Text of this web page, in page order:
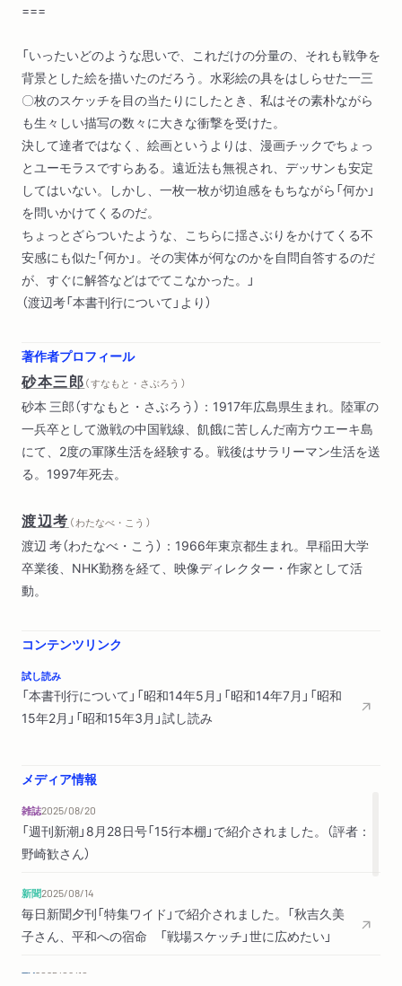
===
「いったいどのような思いで、これだけの分量の、それも戦争を
背景とした絵を描いたのだろう。水彩絵の具をはしらせた一三
〇枚のスケッチを目の当たりにしたとき、私はその素朴ながら
も生々しい描写の数々に大きな衝撃を受けた。
決して達者ではなく、絵画というよりは、漫画チックでちょっ
とユーモラスですらある。遠近法も無視され、デッサンも安定
してはいない。しかし、一枚一枚が切迫感をもちながら「何か」
を問いかけてくるのだ。
ちょっとざらついたような、こちらに揺さぶりをかけてくる不
安感にも似た「何か」。その実体が何なのかを自問自答するのだ
が、すぐに解答などはでてこなかった。」
（渡辺考「本書刊行について」より）
著作者プロフィール
砂本三郎（ すなもと・さぶろう ）
砂本 三郎（すなもと・さぶろう）：1917年広島県生まれ。陸軍の
一兵卒として激戦の中国戦線、飢餓に苦しんだ南方ウエーキ島
にて、2度の軍隊生活を経験する。戦後はサラリーマン生活を送
る。1997年死去。
渡辺考 （ わたなべ・こう ）
渡辺 考（わたなべ・こう）：1966年東京都生まれ。早稲田大学
卒業後、NHK勤務を経て、映像ディレクター・作家として活
動。
コンテンツリンク
試し読み
「本書刊行について」「昭和14年5月」「昭和14年7月」「昭和
15年2月」「昭和15年3月」試し読み
メディア情報
雑誌2025/08/20
「週刊新潮」8月28日号「15行本棚」で紹介されました。（評者：
野崎歓さん）
新聞2025/08/14
毎日新聞夕刊「特集ワイド」で紹介されました。「秋吉久美
子さん、平和への宿命 「戦場スケッチ」世に広めたい」
TV2025/08/10